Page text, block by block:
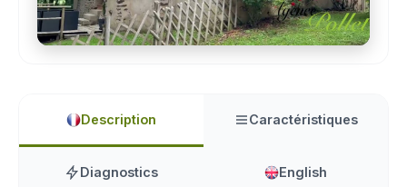
Description Caractéristiques
Diagnostics English